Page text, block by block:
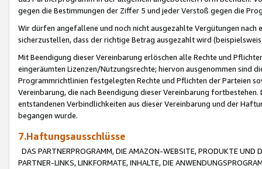
gegen die Bestimmungen der Ziffer 5 und jeder Verstoß gegen die
Wir dürfen angefallene und noch nicht ausgezahlte Vergütungen
sicherzustellen, dass der richtige Betrag ausgezahlt wird
Mit Beendigung dieser Vereinbarung erlöschen alle Rechte und
eingeräumten Lizenzen/Nutzungsrechte; hiervon ausgenommen sind
Programmrichtlinien festgelegten Rechte und Pflichten der Parteien
Vereinbarung, die nach Beendigung dieser Vereinbarung
entstandenen Verbindlichkeiten aus dieser Vereinbarung und der
begangen wurde.
7.Haftungsausschlüsse
DAS PARTNERPROGRAMM, DIE AMAZON-WEBSITE, PRODUKTE UND
PARTNER-LINKS, LINKFORMATE, INHALTE, DIE